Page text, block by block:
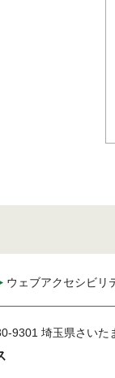
ウェブアクセシビリ
9301 埼玉県さいた